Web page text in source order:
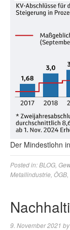
Der Mindestlohn
Posted in:BLOG
Metallindustrie ÖGB
9. November 2021 by